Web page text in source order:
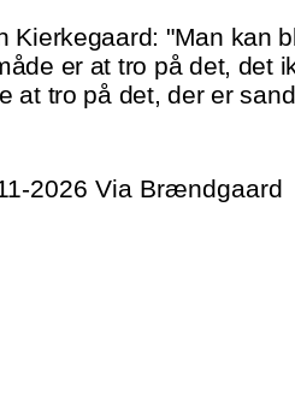
Kierkegaard: "Man kan
er at tro på det, det
at tro på det, der er
2026 Via Brændgaard